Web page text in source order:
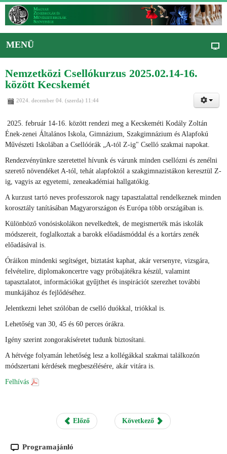
MENÜ
Nemzetközi Csellókurzus 2025.02.14-16.
között Kecskemét
2024. december 04. (szerda) 11:44
2025. február 14-16. között rendezi meg a Kecskeméti Kodály Zoltán
Ének-zenei Általános Iskola, Gimnázium, Szakgimnázium és Alapfokú
Művészeti Iskolában a Csellóórák „A-tól Z-ig" Cselló szakmai napokat.
Rendezvényünkre szeretettel hívunk és várunk minden csellózni és zenélni
szerető növendéket A-tól, tehát alapfoktól a szakgimnazistákon keresztül Z-
ig, vagyis az egyetemi, zeneakadémiai hallgatókig.
A kurzust tartó neves professzorok nagy tapasztalattal rendelkeznek minden
korosztály tanításában Magyarországon és Európa több országában is.
Különböző vonósiskolákon nevelkedtek, de megismerték más iskolák
módszereit, foglalkoztak a barokk előadásmóddal és a kortárs zenék
előadásával is.
Óráikon mindenki segítséget, biztatást kaphat, akár versenyre, vizsgára,
felvételire, diplomakoncertre vagy próbajátékra készül, valamint
tapasztalatot, információkat gyűjthet és inspirációt szerezhet további
munkájához és fejlődéséhez.
Jelentkezni lehet szólóban de cselló duókkal, triókkal is.
Lehetőség van 30, 45 és 60 perces órákra.
Igény szerint zongorakíséretet tudunk biztosítani.
A hétvége folyamán lehetőség lesz a kollégákkal szakmai találkozón
módszertani kérdések megbeszélésére, akár vitára is.
Felhívás
Előző Következő
Programajánló